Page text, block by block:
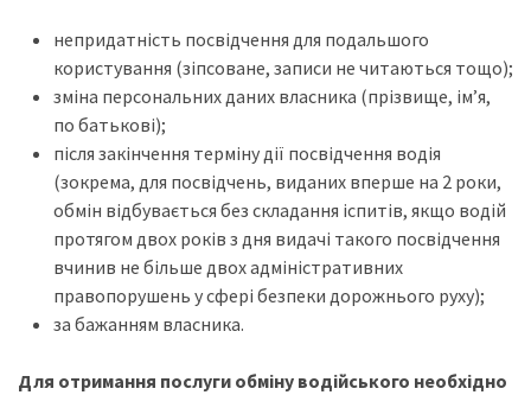
(142)
непридатність посвідчення для подальшого
користування (зіпсоване, записи не читаються тощо);
зміна персональних даних власника (прізвище, ім’я,
по батькові);
після закінчення терміну дії посвідчення водія
(зокрема, для посвідчень, виданих вперше на 2 роки,
обмін відбувається без складання іспитів, якщо водій
протягом двох років з дня видачі такого посвідчення
вчинив не більше двох адміністративних
правопорушень у сфері безпеки дорожнього руху);
за бажанням власника.
Для отримання послуги обміну водійського необхідно